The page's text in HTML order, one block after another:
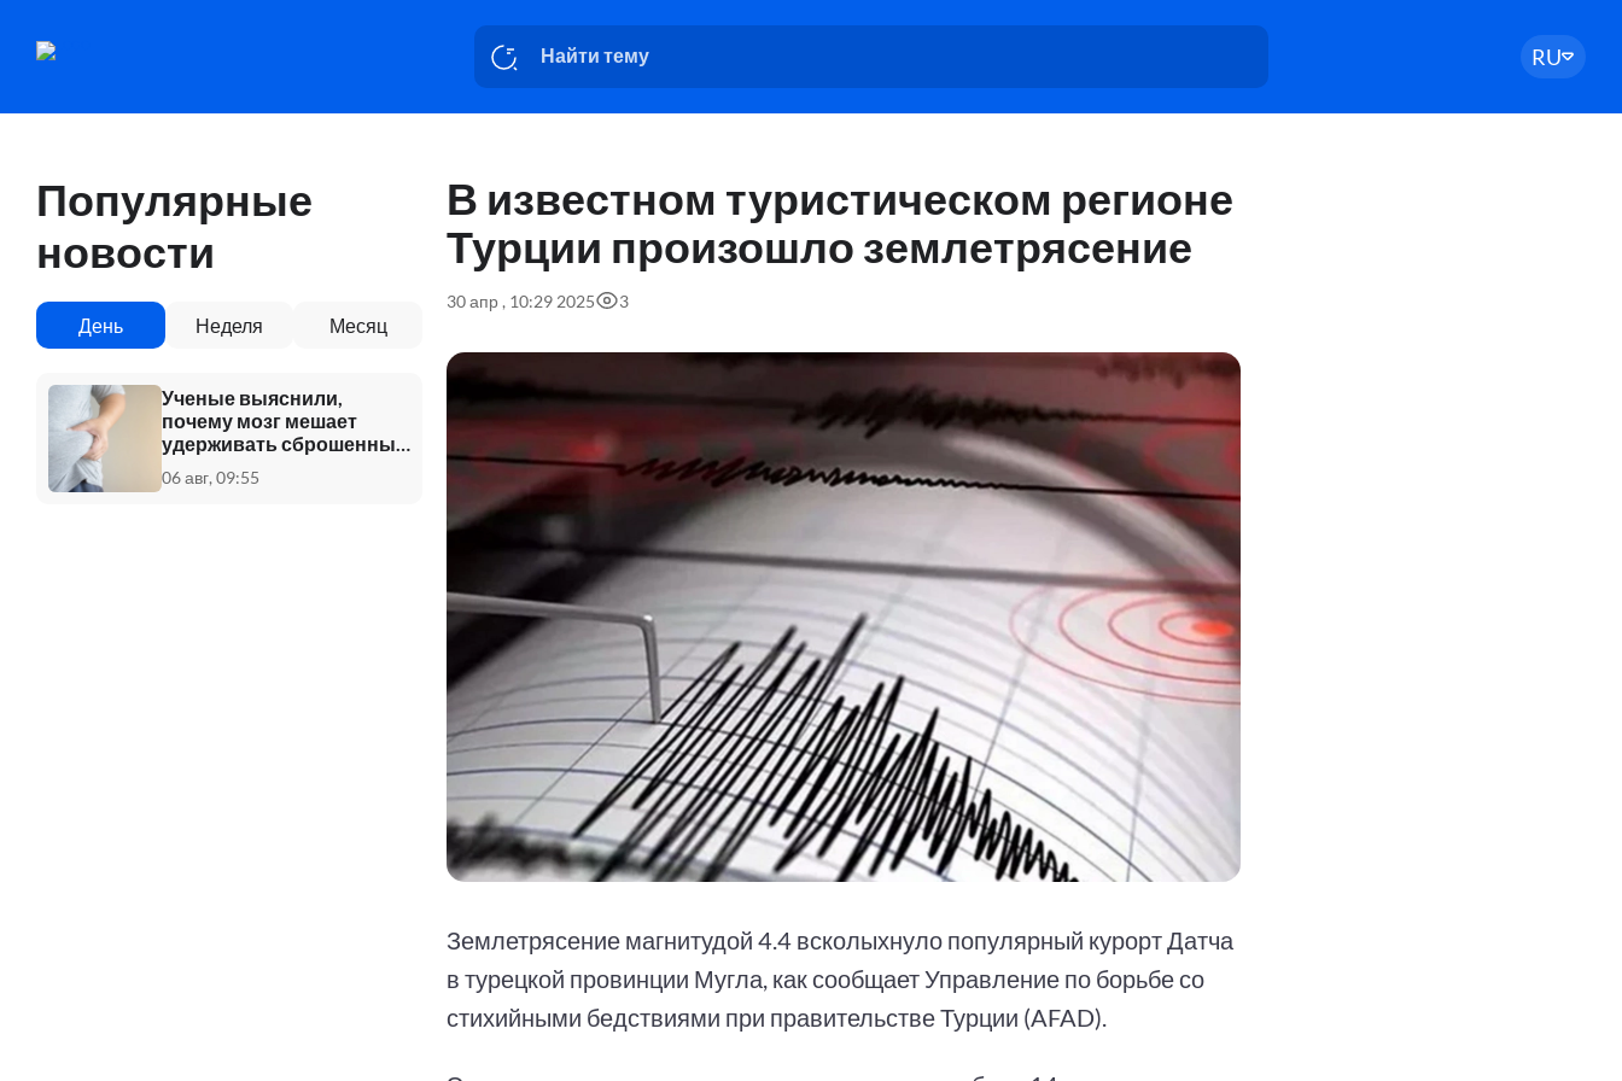
RU
Популярные
новости
День Неделя Месяц
Ученые выяснили,
почему мозг мешает
удерживать сброшенный
вес
06 авг, 09:55
В известном туристическом регионе
Турции произошло землетрясение
30 апр , 10:29 2025 3
Землетрясение магнитудой 4.4 всколыхнуло популярный курорт Датча
в турецкой провинции Мугла, как сообщает Управление по борьбе со
стихийными бедствиями при правительстве Турции (AFAD).